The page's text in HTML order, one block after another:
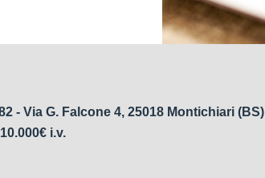
- Via G. Falcone 4, 25018 Montichiari (BS)
i.v.